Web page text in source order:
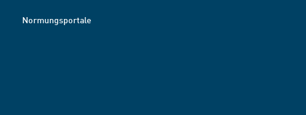
Normungsportale